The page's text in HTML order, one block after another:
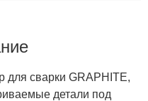
для сварки GRAPHITE,
детали под